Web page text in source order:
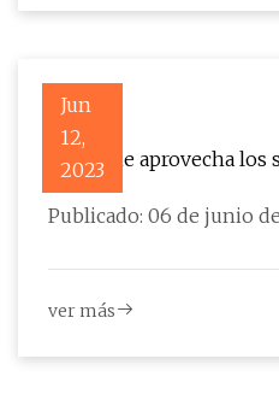
Jun
12,
2023
AgBiome aprovecha
agrícola
Publicado: 06 de junio
ver más